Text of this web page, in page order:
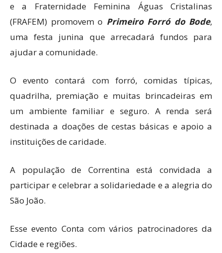
e a Fraternidade Feminina Águas Cristalinas
(FRAFEM) promovem o Primeiro Forró do Bode,
uma festa junina que arrecadará fundos para
ajudar a comunidade.
O evento contará com forró, comidas típicas,
quadrilha, premiação e muitas brincadeiras em
um ambiente familiar e seguro. A renda será
destinada a doações de cestas básicas e apoio a
instituições de caridade.
A população de Correntina está convidada a
participar e celebrar a solidariedade e a alegria do
São João.
Esse evento Conta com vários patrocinadores da
Cidade e regiões.